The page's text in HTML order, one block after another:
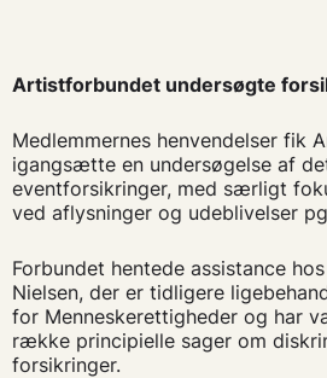
Artistforbundet undersøgte
Medlemmernes henvendelser fik
igangsætte en undersøgelse af
eventforsikringer, med særligt
ved aflysninger og udeblivelser
Forbundet hentede assistance
Nielsen, der er tidligere
for Menneskerettigheder og har
række principielle sager om
forsikringer.